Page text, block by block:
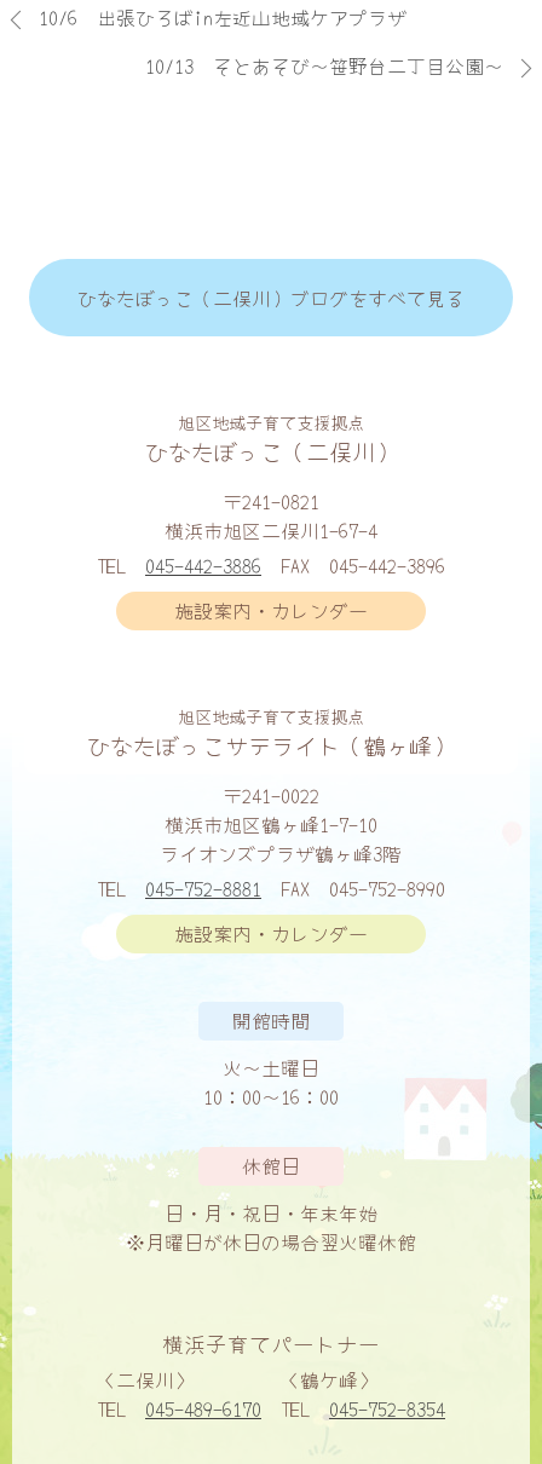
10/6 出張ひろばin左近山地域ケアプラザ
10/13 そとあそび～笹野台二丁目公園～
ひなたぼっこ（二俣川）ブログをすべて見る
旭区地域子育て支援拠点
ひなたぼっこ（二俣川）
〒241-0821
横浜市旭区二俣川1-67-4
TEL
045-442-3886 FAX
045-442-3896
施設案内・カレンダー
旭区地域子育て支援拠点
ひなたぼっこサテライト（鶴ヶ峰）
〒241-0022
横浜市旭区鶴ヶ峰1-7-10
ライオンズプラザ鶴ヶ峰3階
TEL
045-752-8881 FAX
045-752-8990
施設案内・カレンダー
開館時間
火〜土曜日
10：00〜16：00
休館日
日・月・祝日・年末年始
※月曜日が休日の場合翌火曜休館
横浜子育てパートナー
〈二俣川〉
TEL
045-489-6170
〈鶴ケ峰〉
TEL
045-752-8354